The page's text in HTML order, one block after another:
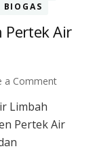
BIOGAS
Pertek Air
a Commenton
Ahli
Limbah
Pertek Air